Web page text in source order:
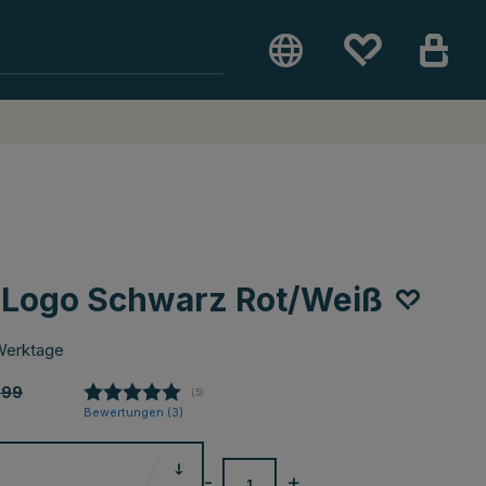
Schwarz Rot/Weiß
(abgegebene bewertungen:
5)
Bewertungen (3)